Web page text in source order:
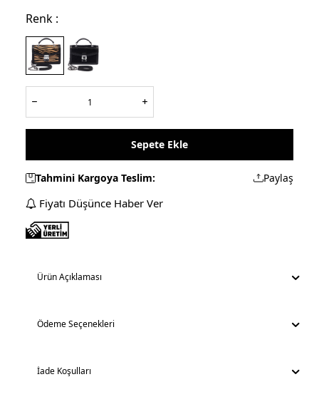
Renk :
Sepete Ekle
Tahmini Kargoya Teslim: Paylaş
Fiyatı Düşünce Haber Ver
Ürün Açıklaması
Ödeme Seçenekleri
İade Koşulları